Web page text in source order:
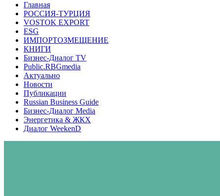
Главная
РОССИЯ-ТУРЦИЯ
VOSTOK EXPORT
ESG
ИМПОРТОЗМЕЩЕНИЕ
КНИГИ
Бизнес-Диалог TV
Public.RBGmedia
Актуально
Новости
Публикации
Russian Business Guide
Бизнес-Диалог Media
Энергетика & ЖКХ
Диалог WeekenD